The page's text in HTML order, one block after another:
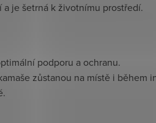
je šetrná k životnímu prostředí.
podporu a ochranu.
zůstanou na místě i během